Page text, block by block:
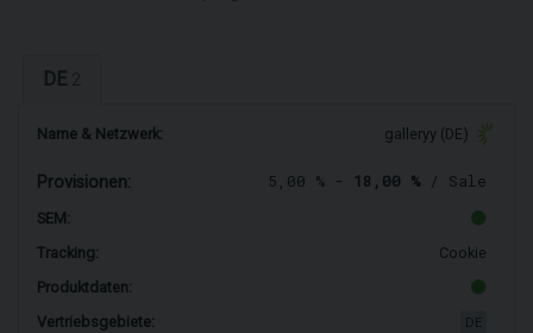
DE
Name & Netzwerk: galleryy (DE)
Provisionen: 5,00 % - 18,00 % / Sale
SEM:
Tracking:
Cookie
Produktdaten:
Vertriebsgebiete: